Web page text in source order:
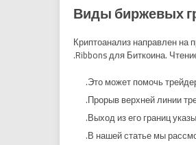
Виды биржевых
Криптоанализ направлен на
Ribbons для Биткоина.
Это может помочь
Прорыв верхней линии
Выход из его границ
В нашей статье мы